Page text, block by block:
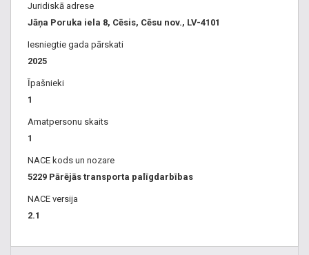
Juridiskā adrese
Jāņa Poruka iela 8, Cēsis, Cēsu nov., LV-4101
Iesniegtie gada pārskati
2025
Īpašnieki
1
Amatpersonu skaits
1
NACE kods un nozare
5229 Pārējās transporta palīgdarbības
NACE versija
2.1